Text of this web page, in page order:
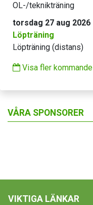
OL-/teknikträning
torsdag 27 aug 2026
Löpträning
Löpträning (distans)
Visa fler kommande
VÅRA SPONSORER
VIKTIGA LÄNKAR